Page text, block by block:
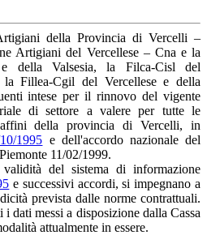
della Provincia di Vercelli –
Artigiani del Vercellese – Cna e la
della Valsesia, la Filca-Cisl del
la Fillea-Cgil del Vercellese e della
intese per il rinnovo del vigente
di settore a valere per tutte le
della provincia di Vercelli, in
1995 e dell'accordo nazionale del
11/02/1999.
del sistema di informazione
e successivi accordi, si impegnano a
prevista dalle norme contrattuali.
dati messi a disposizione dalla Cassa
attualmente in essere.